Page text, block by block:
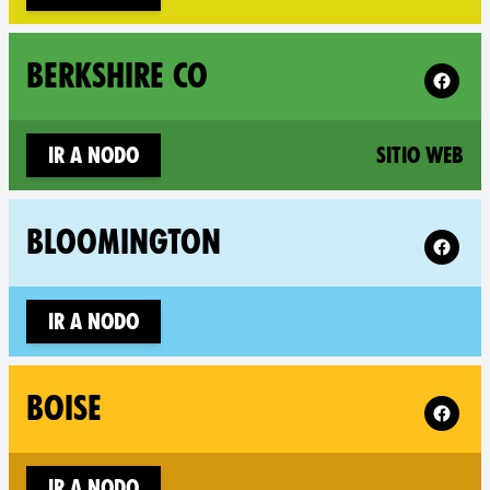
BERKSHIRE CO Follow
Ir a nodo Sitio web
BLOOMINGTON Follow
Ir a nodo
BOISE Follow